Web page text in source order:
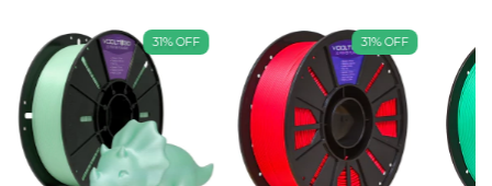
31%OFF 31%OFF